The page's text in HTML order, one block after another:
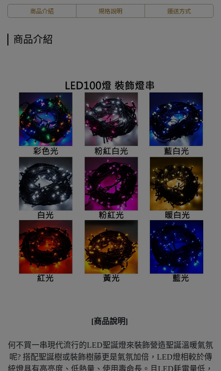
商品介紹 規格說明 運送方式
商品介紹
[商品說明]
何不買一串現代流行的LED聖誕燈來裝飾營造聖誕溫暖氣氛
呢? 搭配聖誕樹或裝飾樹藤更是氣氛加倍，LED燈相較於傳
統燈具有高亮度、低熱量、使用壽命長。且LED耗電量低，